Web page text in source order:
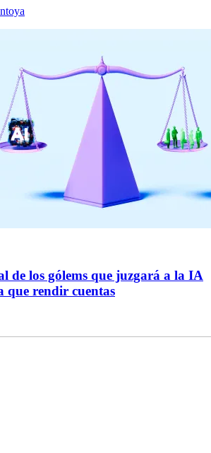
de los gólems que juzgará a la IA
que rendir cuentas